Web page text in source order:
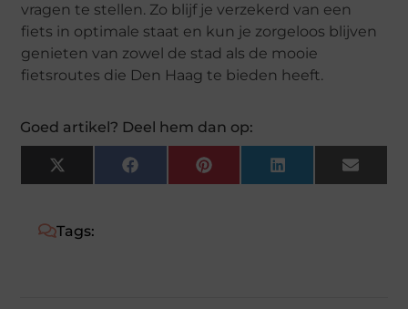
vragen te stellen. Zo blijf je verzekerd van een
fiets in optimale staat en kun je zorgeloos blijven
genieten van zowel de stad als de mooie
fietsroutes die Den Haag te bieden heeft.
Goed artikel? Deel hem dan op:
X
(Twitter)
FacebookPinterestLinkedIn Email
Tags: